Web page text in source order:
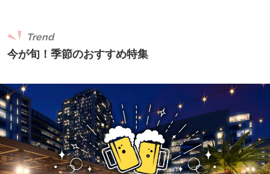
今が旬！季節のおすすめ特集
Trend